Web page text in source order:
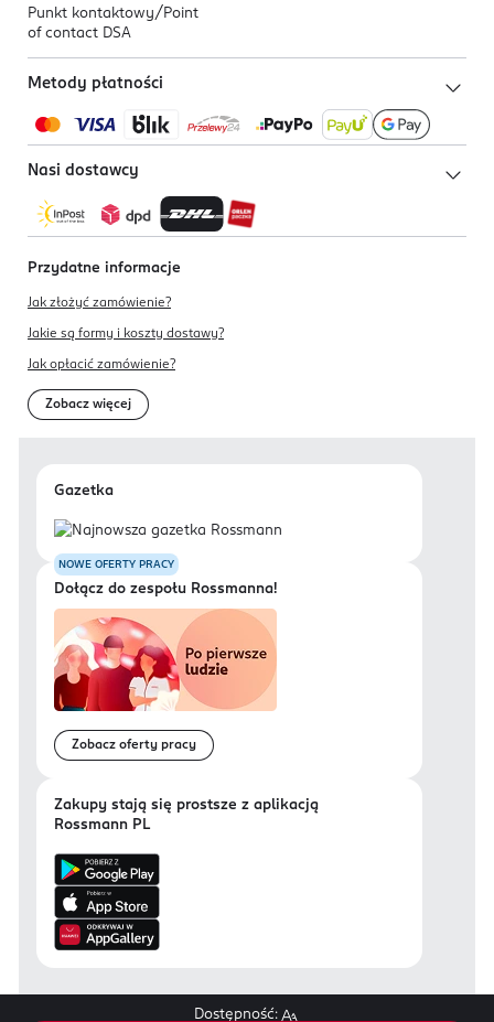
Punkt kontaktowy/ Point
of contact DSA
Metody płatności
Nasi dostawcy
Przydatne informacje
Jak złożyć zamówienie?
Jakie są formy i koszty dostawy?
Jak opłacić zamówienie?
Zobacz więcej
Gazetka
NOWE OFERTY PRACY
Dołącz do zespołu Rossmanna!
Zobacz oferty pracy
Zakupy stają się prostsze z aplikacją
Rossmann PL
Dostępność: